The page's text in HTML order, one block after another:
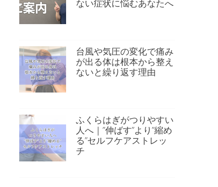
ない症状に悩むあなたへ
台風や気圧の変化で痛み
が出る体は根本から整え
ないと繰り返す理由
ふくらはぎがつりやすい
人へ｜”伸ばす”より”縮め
る”セルフケアストレッ
チ